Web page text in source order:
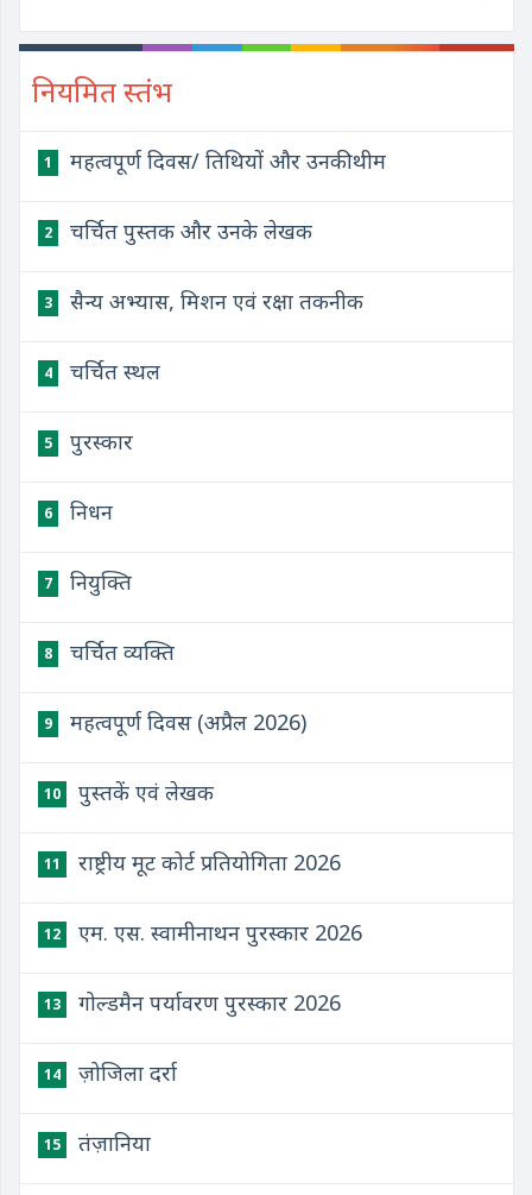
नियमित स्तंभ
1 महत्वपूर्ण दिवस/ तिथियों और उनकी थीम
2 चर्चित पुस्तक और उनके लेखक
3 सैन्य अभ्यास, मिशन एवं रक्षा तकनीक
4 चर्चित स्थल
5 पुरस्कार
6 निधन
7 नियुक्ति
8 चर्चित व्यक्ति
9 महत्वपूर्ण दिवस (अप्रैल 2026)
10 पुस्तकें एवं लेखक
11 राष्ट्रीय मूट कोर्ट प्रतियोगिता 2026
12 एम. एस. स्वामीनाथन पुरस्कार 2026
13 गोल्डमैन पर्यावरण पुरस्कार 2026
14 ज़ोजिला दर्रा
15 तंज़ानिया